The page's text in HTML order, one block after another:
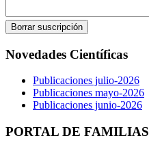
Novedades Científicas
Publicaciones julio-2026
Publicaciones mayo-2026
Publicaciones junio-2026
PORTAL DE FAMILIAS